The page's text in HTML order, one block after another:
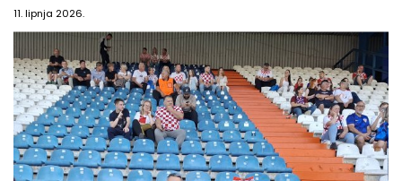
11. lipnja 2026.